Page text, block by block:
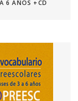
6 AÑOS +CD